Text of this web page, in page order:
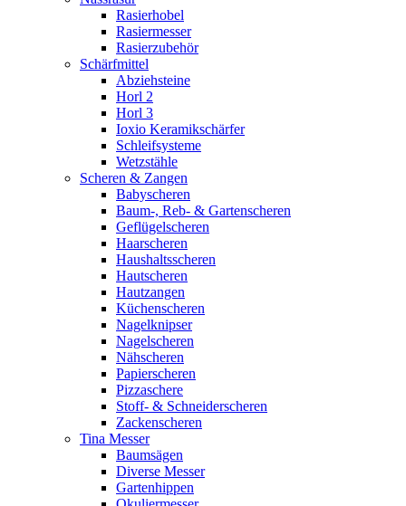
Rasierhobel
Rasiermesser
Rasierzubehör
Schärfmittel
Abziehsteine
Horl 2
Horl 3
Ioxio Keramikschärfer
Schleifsysteme
Wetzstähle
Scheren & Zangen
Babyscheren
Baum-, Reb- & Gartenscheren
Geflügelscheren
Haarscheren
Haushaltsscheren
Hautscheren
Hautzangen
Küchenscheren
Nagelknipser
Nagelscheren
Nähscheren
Papierscheren
Pizzaschere
Stoff- & Schneiderscheren
Zackenscheren
Tina Messer
Baumsägen
Diverse Messer
Gartenhippen